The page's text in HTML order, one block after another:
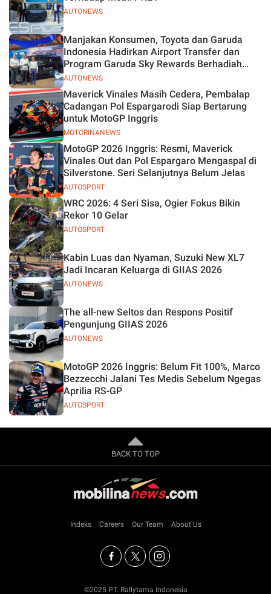
AUTONEWS
AUTONEWS
Manjakan Konsumen, Toyota dan Garuda
Indonesia Hadirkan Airport Transfer dan
Program Garuda Sky Rewards Berhadiah
Hybrid EV
MOTORINANEWS
Maverick Vinales Masih Cedera, Pembalap
Cadangan Pol Espargarodi Siap Bertarung
untuk MotoGP Inggris
AUTOSPORT
MotoGP 2026 Inggris: Resmi, Maverick
Vinales Out dan Pol Espargaro Mengaspal di
Silverstone. Seri Selanjutnya Belum Jelas
AUTOSPORT
WRC 2026: 4 Seri Sisa, Ogier Fokus Bikin
Rekor 10 Gelar
AUTONEWS
Kabin Luas dan Nyaman, Suzuki New XL7
Jadi Incaran Keluarga di GIIAS 2026
AUTONEWS
The all-new Seltos dan Respons Positif
Pengunjung GIIAS 2026
AUTOSPORT
MotoGP 2026 Inggris: Belum Fit 100%, Marco
Bezzecchi Jalani Tes Medis Sebelum Ngegas
Aprilia RS-GP
BACK TO TOP
Indeks Careers Our Team About Us
©2025 PT. Rallytama Indonesia